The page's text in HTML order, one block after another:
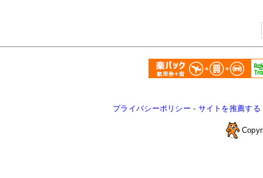
プライバシーポリシー - サイトを推薦する